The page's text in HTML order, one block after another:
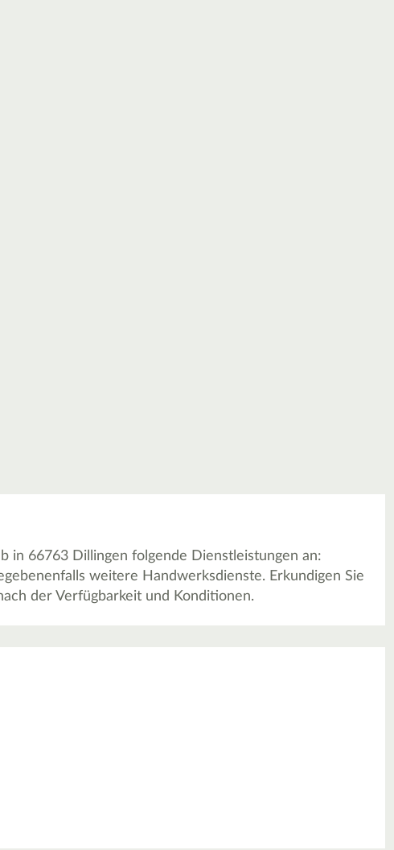
in 66763 Dillingen folgende Dienstleistungen an:
weitere Handwerksdienste. Erkundigen Sie
der Verfügbarkeit und Konditionen.